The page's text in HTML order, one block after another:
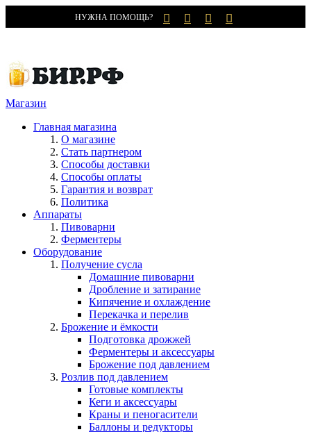
НУЖНА ПОМОЩЬ?
Магазин
Главная магазина
О магазине
Стать партнером
Способы доставки
Способы оплаты
Гарантия и возврат
Политика
Аппараты
Пивоварни
Ферментеры
Оборудование
Получение сусла
Домашние пивоварни
Дробление и затирание
Кипячение и охлаждение
Перекачка и перелив
Брожение и ёмкости
Подготовка дрожжей
Ферментеры и аксессуары
Брожение под давлением
Розлив под давлением
Готовые комплекты
Кеги и аксессуары
Краны и пеногасители
Баллоны и редукторы